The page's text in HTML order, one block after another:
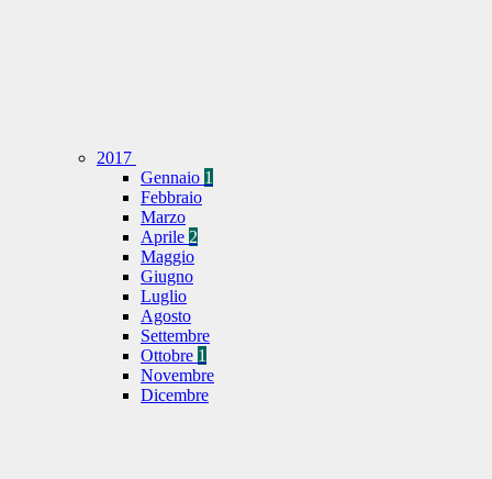
2017
Gennaio 1
Febbraio
Marzo
Aprile 2
Maggio
Giugno
Luglio
Agosto
Settembre
Ottobre 1
Novembre
Dicembre